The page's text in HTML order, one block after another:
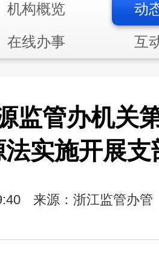
机构概览
动
在线办事
互
监管办机关
法实施开展
来源：浙江监管办管